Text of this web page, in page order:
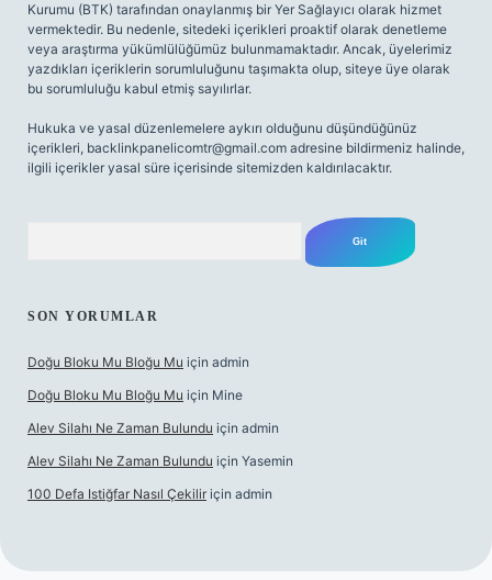
Kurumu (BTK) tarafından onaylanmış bir Yer Sağlayıcı olarak hizmet
vermektedir. Bu nedenle, sitedeki içerikleri proaktif olarak denetleme
veya araştırma yükümlülüğümüz bulunmamaktadır. Ancak, üyelerimiz
yazdıkları içeriklerin sorumluluğunu taşımakta olup, siteye üye olarak
bu sorumluluğu kabul etmiş sayılırlar.
Hukuka ve yasal düzenlemelere aykırı olduğunu düşündüğünüz
içerikleri, backlinkpanelicomtr@gmail.com adresine bildirmeniz halinde,
ilgili içerikler yasal süre içerisinde sitemizden kaldırılacaktır.
SON YORUMLAR
Doğu Bloku Mu Bloğu Mu için admin
Doğu Bloku Mu Bloğu Mu için Mine
Alev Silahı Ne Zaman Bulundu için admin
Alev Silahı Ne Zaman Bulundu için Yasemin
100 Defa Istiğfar Nasıl Çekilir için admin